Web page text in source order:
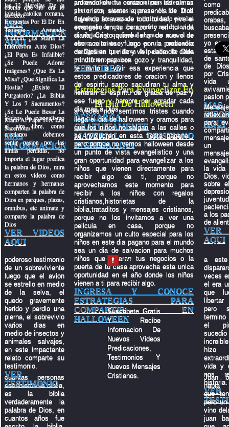
cuenta que no era lo
correcto.
MAS
INFORMACION
AQUI
las 32 Herejías De la
iglesia catolica romana,
Expuestas Por El Dr. En
Teología Armando
Alducin. ¿Es María La
Intercesora Ante Dios?
¿El Papa Es Infalible?
¿Se Puede Adorar
Imágenes? ¿Que Es La
Misa? ¿Que Significa La
Hostia? ¿Existe El
Purgatorio? ¿La Biblia
Y Los 7 Sacramentos?
¿Se Le Puede Besar La
Mano Al Papa Y A Los
Sacerdotes?
MAS
INFORMACION
Videos de evangelismo
al aire libre, como
cristianos debemos
sentir pasion por las
almas perdidas, no
importa el lugar predica
la palabra de Dios, mira
en estos videos como
hermanos y hermanas
comparten la palabra de
Dios en parques, plazas,
omnibus, etc animate y
comparte la palabra de
Dios
VER VIDEOS
AQUI
proceso de lucha contra satanas el tenia un
pacto con satanas que no le fue facil
dejarlo y fue acosado e intimidado por las
amenazas de que iba a sufrir maldicion si
se alejaba y quebraba el pacto mas el se
aferro a cristo y hoy es un predicador
evangelista que lleva la palabra de Dios
por diferentes paises.
VER VIDEO
ardiendo en tu corazon por las almas
sin cristo, siente la presencia de Dios
fluyendo atravez de todo tu ser, vive el
evangelio en tu corazon y en tu vida
diaria, Cristo quiere llenar de nuevo de
ese aceite ese fuego por la presencia
de Dios en tu vida y vivir cada dia cada
minuto en paz con gozo y tranquilidad,
te invito a vivir esa experiencia que
estos predicadores de oracion y llenos
del espiritu santo sacudiran tu alma y
llenaran tu espiritu de gracia de paz y
ese fuego y hambre por agradar cada
dia mas a Dios.
DESCARGA
GRATUITAMENTE
MATERIAL CRISTIANO
INGRESA AQUI
Estrategias Para Evangelizar En
El Dia De Halloween
a veces nos sentimos tristes cuando
llega el dia de halloween y oramos para
que los niños no salgan a las calles o
se involucren en esta fiesta pagana ,
pero porque no vemos halloween desde
un punto de vista evangelistico y una
gran oportunidad para evangelizar a los
niños que vienen directamente para
recibir algo de ti, porque no
aprovechamos este momento para
recibir a los niños con regalos
cristianos,historietas de la
biblia,trataditos y mensajes cristianos,
porque no los invitamos a ver una
pelicula en casa, porque no
organizamos un culto especial para los
niños en este dia pagano para el mundo
sea un dia de salvacion para muchos
niños que tocaran tus negocios o la
puerta de tu casa aprovecha esta unica
oportunidad en el año donde los niños
vienen a ti para recibir algo.
INGRESA Y CONOCE
ESTRATEGIAS PARA
COMPARTIR EN
HALLOWEEN
como
yo
estas
de
de
por
vida
pasion
MAS
AQUI
para
un
mensaje
la
Dios,
sobre
a los
de
VER
AQUI
poderoso testimonio
de un sobreviviente
luego que el avion
se estrello en medio
de la selva, el
quedo gravemente
herido y perdio una
pierna, el sobrevivio
varios dias en
medio de insectos y
animales salvajes,
en este impactante
relato comparte su
testimonio.
VER
TESTIMONIO
cuantas personas
escribieron la biblia,
es la biblia
verdaderamente la
palabra de Dios, en
cuantos años fue
Suscribete Gratis
Y Recibe
Informacion De
Nuevos Videos
Predicaciones,
Testimonios Y
Nuevos Mensajes
Cristianos.
a
veces
el era
que
pero
el
vida y
nos
historia.
VER
Juan
habia
que
pero
vino
juan